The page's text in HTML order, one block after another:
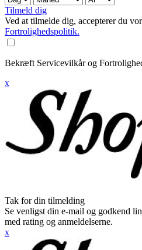
Tilmeld dig
Ved at tilmelde dig, accepterer du
Fortrolighedspolitik.
Bekræft Servicevilkår og
x
Tak for din tilmelding
Se venligst din e-mail og godkend
med rating og anmeldelserne.
x